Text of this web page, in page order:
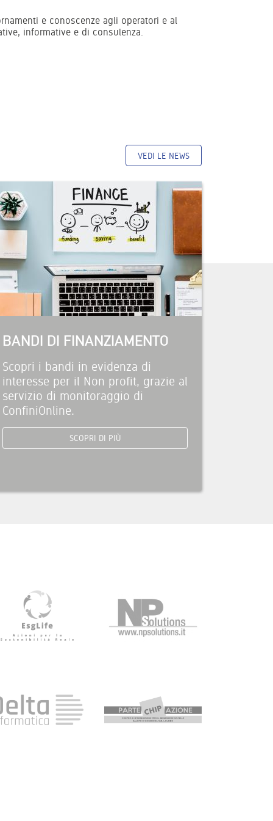
e conoscenze agli operatori e al
informative e di consulenza.
VEDI LE NEWS
BANDI DI FINANZIAMENTO
Scopri i bandi in evidenza di
interesse per il Non profit, grazie al
servizio di monitoraggio di
ConfiniOnline.
SCOPRI DI PIÙ